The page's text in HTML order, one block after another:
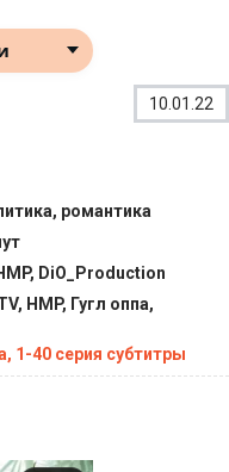
10.01.22
романтика
DiO_Production
HMP, Гугл оппа,
1-40 серия субтитры